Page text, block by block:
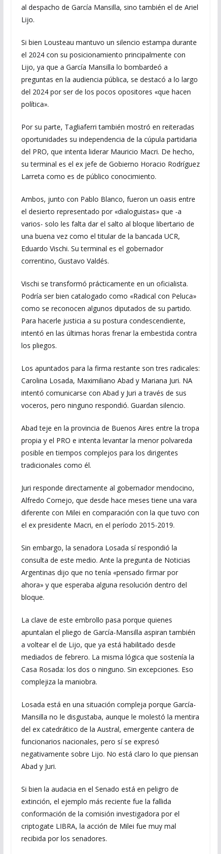
al despacho de García Mansilla, sino también el de Ariel
Lijo.
Si bien Lousteau mantuvo un silencio estampa durante
el 2024 con su posicionamiento principalmente con
Lijo, ya que a García Mansilla lo bombardeó a
preguntas en la audiencia pública, se destacó a lo largo
del 2024 por ser de los pocos opositores «que hacen
política».
Por su parte, Tagliaferri también mostró en reiteradas
oportunidades su independencia de la cúpula partidaria
del PRO, que intenta liderar Mauricio Macri. De hecho,
su terminal es el ex jefe de Gobierno Horacio Rodríguez
Larreta como es de público conocimiento.
Ambos, junto con Pablo Blanco, fueron un oasis entre
el desierto representado por «dialoguistas» que -a
varios- solo les falta dar el salto al bloque libertario de
una buena vez como el titular de la bancada UCR,
Eduardo Vischi. Su terminal es el gobernador
correntino, Gustavo Valdés.
Vischi se transformó prácticamente en un oficialista.
Podría ser bien catalogado como «Radical con Peluca»
como se reconocen algunos diputados de su partido.
Para hacerle justicia a su postura condescendiente,
intentó en las últimas horas frenar la embestida contra
los pliegos.
Los apuntados para la firma restante son tres radicales:
Carolina Losada, Maximiliano Abad y Mariana Juri. NA
intentó comunicarse con Abad y Juri a través de sus
voceros, pero ninguno respondió. Guardan silencio.
Abad teje en la provincia de Buenos Aires entre la tropa
propia y el PRO e intenta levantar la menor polvareda
posible en tiempos complejos para los dirigentes
tradicionales como él.
Juri responde directamente al gobernador mendocino,
Alfredo Cornejo, que desde hace meses tiene una vara
diferente con Milei en comparación con la que tuvo con
el ex presidente Macri, en el período 2015-2019.
Sin embargo, la senadora Losada sí respondió la
consulta de este medio. Ante la pregunta de Noticias
Argentinas dijo que no tenía «pensado firmar por
ahora» y que esperaba alguna resolución dentro del
bloque.
La clave de este embrollo pasa porque quienes
apuntalan el pliego de García-Mansilla aspiran también
a voltear el de Lijo, que ya está habilitado desde
mediados de febrero. La misma lógica que sostenía la
Casa Rosada: los dos o ninguno. Sin excepciones. Eso
complejiza la maniobra.
Losada está en una situación compleja porque García-
Mansilla no le disgustaba, aunque le molestó la mentira
del ex catedrático de la Austral, emergente cantera de
funcionarios nacionales, pero sí se expresó
negativamente sobre Lijo. No está claro lo que piensan
Abad y Juri.
Si bien la audacia en el Senado está en peligro de
extinción, el ejemplo más reciente fue la fallida
conformación de la comisión investigadora por el
criptogate LIBRA, la acción de Milei fue muy mal
recibida por los senadores.